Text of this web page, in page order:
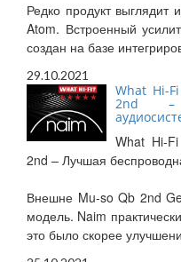
Редко продукт выглядит
Atom. Встроенный
создан на базе
29.10.2021
What Hi-
2nd –
What Hi-
2nd – Лучшая
Внешне Mu-so Qb 2nd
модель. Naim
это было скорее